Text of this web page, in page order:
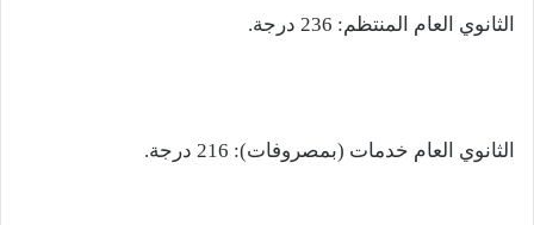
الثانوي العام المنتظم: 236 درجة.
الثانوي العام خدمات (بمصروفات): 216 درجة.